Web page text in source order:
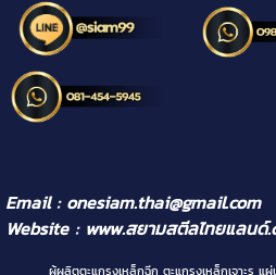
Email : onesiam.thai@gmail.com
Website : www.สยามสตีลไทยแลนด์
ผู้ผลิตตะแกรงเหล็กฉีก ตะแกรงเหล็กเจาะรู